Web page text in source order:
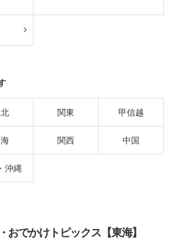
関東 甲信越
関西 中国
沖縄
おでかけトピックス【東海】